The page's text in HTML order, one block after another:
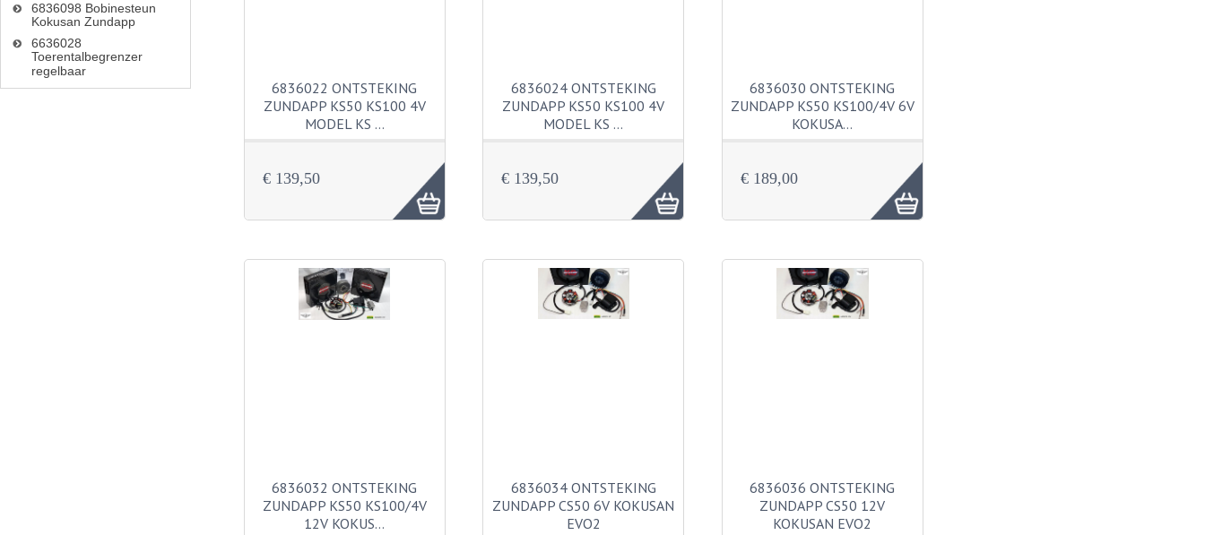
6836022 ONTSTEKING
ZUNDAPP KS50 KS100 4V
MODEL KS …
€ 139,50
6836024 ONTSTEKING
ZUNDAPP KS50 KS100 4V
MODEL KS …
€ 139,50
6836030 ONTSTEKING
ZUNDAPP KS50 KS100/4V 6V
KOKUSA…
€ 189,00
6836032 ONTSTEKING
ZUNDAPP KS50 KS100/4V
12V KOKUS…
6836034 ONTSTEKING
ZUNDAPP CS50 6V KOKUSAN
EVO2
6836036 ONTSTEKING
ZUNDAPP CS50 12V
KOKUSAN EVO2
6836098 Bobinesteun
Kokusan Zundapp
6636028
Toerentalbegrenzer
regelbaar